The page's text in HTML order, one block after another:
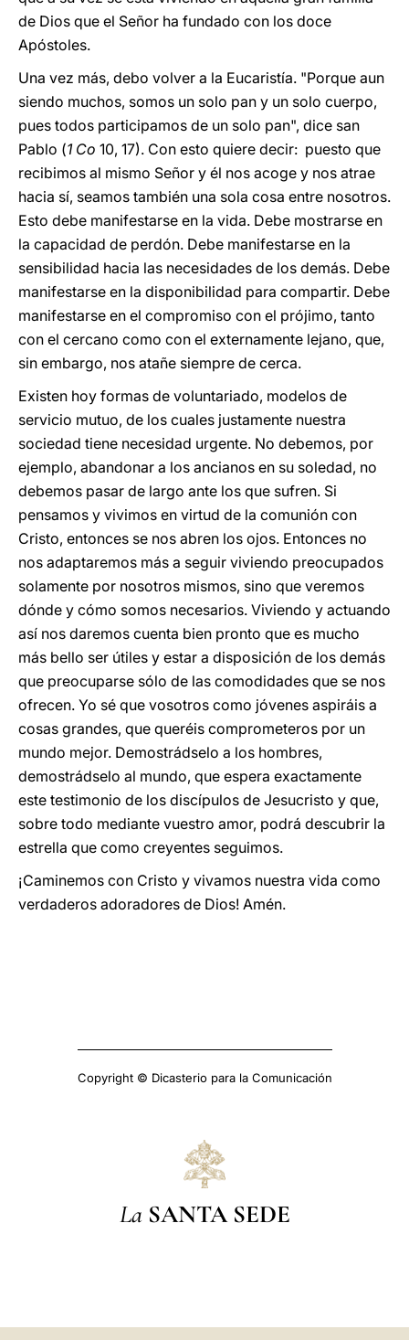
de Dios que el Señor ha fundado con los doce
Apóstoles.
Una vez más, debo volver a la Eucaristía. "Porque aun
siendo muchos, somos un solo pan y un solo cuerpo,
pues todos participamos de un solo pan", dice san
Pablo (1 Co 10, 17). Con esto quiere decir: puesto que
recibimos al mismo Señor y él nos acoge y nos atrae
hacia sí, seamos también una sola cosa entre nosotros.
Esto debe manifestarse en la vida. Debe mostrarse en
la capacidad de perdón. Debe manifestarse en la
sensibilidad hacia las necesidades de los demás. Debe
manifestarse en la disponibilidad para compartir. Debe
manifestarse en el compromiso con el prójimo, tanto
con el cercano como con el externamente lejano, que,
sin embargo, nos atañe siempre de cerca.
Existen hoy formas de voluntariado, modelos de
servicio mutuo, de los cuales justamente nuestra
sociedad tiene necesidad urgente. No debemos, por
ejemplo, abandonar a los ancianos en su soledad, no
debemos pasar de largo ante los que sufren. Si
pensamos y vivimos en virtud de la comunión con
Cristo, entonces se nos abren los ojos. Entonces no
nos adaptaremos más a seguir viviendo preocupados
solamente por nosotros mismos, sino que veremos
dónde y cómo somos necesarios. Viviendo y actuando
así nos daremos cuenta bien pronto que es mucho
más bello ser útiles y estar a disposición de los demás
que preocuparse sólo de las comodidades que se nos
ofrecen. Yo sé que vosotros como jóvenes aspiráis a
cosas grandes, que queréis comprometeros por un
mundo mejor. Demostrádselo a los hombres,
demostrádselo al mundo, que espera exactamente
este testimonio de los discípulos de Jesucristo y que,
sobre todo mediante vuestro amor, podrá descubrir la
estrella que como creyentes seguimos.
¡Caminemos con Cristo y vivamos nuestra vida como
verdaderos adoradores de Dios! Amén.
Copyright © Dicasterio para la Comunicación
La SANTA SEDE